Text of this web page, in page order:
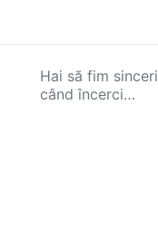
Hai să fim
când încerci…